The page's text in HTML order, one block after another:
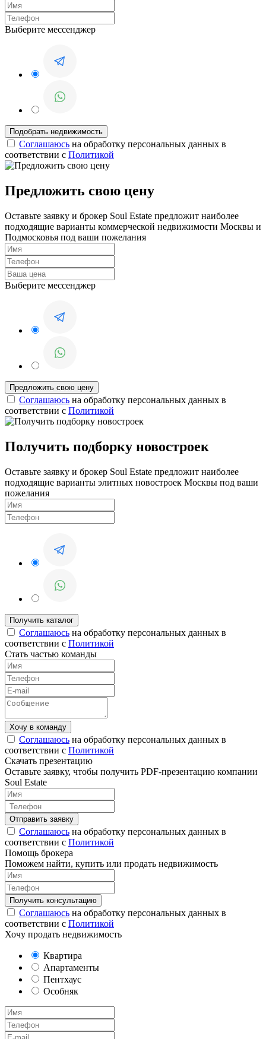
Выберите мессенджер
Соглашаюсь на обработку персональных данных в
соответствии с Политикой
Предложить свою цену
Оставьте заявку и брокер Soul Estate предложит наиболее
подходящие варианты коммерческой недвижимости Москвы и
Подмосковья под ваши пожелания
Выберите мессенджер
Соглашаюсь на обработку персональных данных в
соответствии с Политикой
Получить подборку новостроек
Оставьте заявку и брокер Soul Estate предложит наиболее
подходящие варианты элитных новостроек Москвы под ваши
пожелания
Соглашаюсь на обработку персональных данных в
соответствии с Политикой
Стать частью команды
Соглашаюсь на обработку персональных данных в
соответствии с Политикой
Скачать презентацию
Оставьте заявку, чтобы получить PDF-презентацию компании
Soul Estate
Соглашаюсь на обработку персональных данных в
соответствии с Политикой
Помощь брокера
Поможем найти, купить или продать недвижимость
Соглашаюсь на обработку персональных данных в
соответствии с Политикой
Хочу продать недвижимость
Квартира
Апартаменты
Пентхаус
Особняк